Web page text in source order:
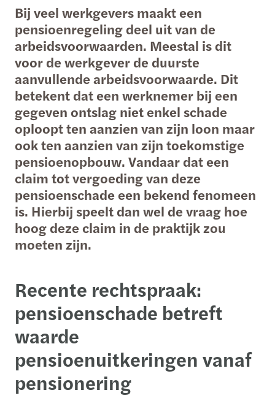
Bij veel werkgevers maakt een
pensioenregeling deel uit van de
arbeidsvoorwaarden. Meestal is dit
voor de werkgever de duurste
aanvullende arbeidsvoorwaarde. Dit
betekent dat een werknemer bij een
gegeven ontslag niet enkel schade
oploopt ten aanzien van zijn loon maar
ook ten aanzien van zijn toekomstige
pensioenopbouw. Vandaar dat een
claim tot vergoeding van deze
pensioenschade een bekend fenomeen
is. Hierbij speelt dan wel de vraag hoe
hoog deze claim in de praktijk zou
moeten zijn.
Recente rechtspraak:
pensioenschade betreft
waarde
pensioenuitkeringen vanaf
pensionering